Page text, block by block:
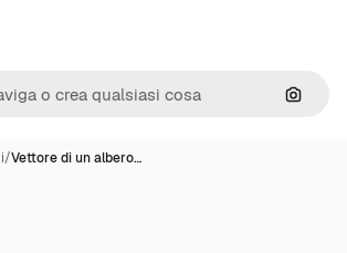
Cerca
/Vettore di un albero…